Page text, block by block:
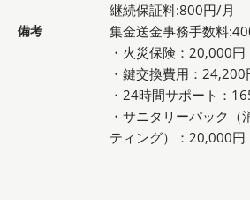
備考
継続保証料:800円/月
集金送金事務手数料
・火災保険：20,000円
・鍵交換費用：24,200
・24時間サポート：
・サニタリーパック
ティング）：20,000円